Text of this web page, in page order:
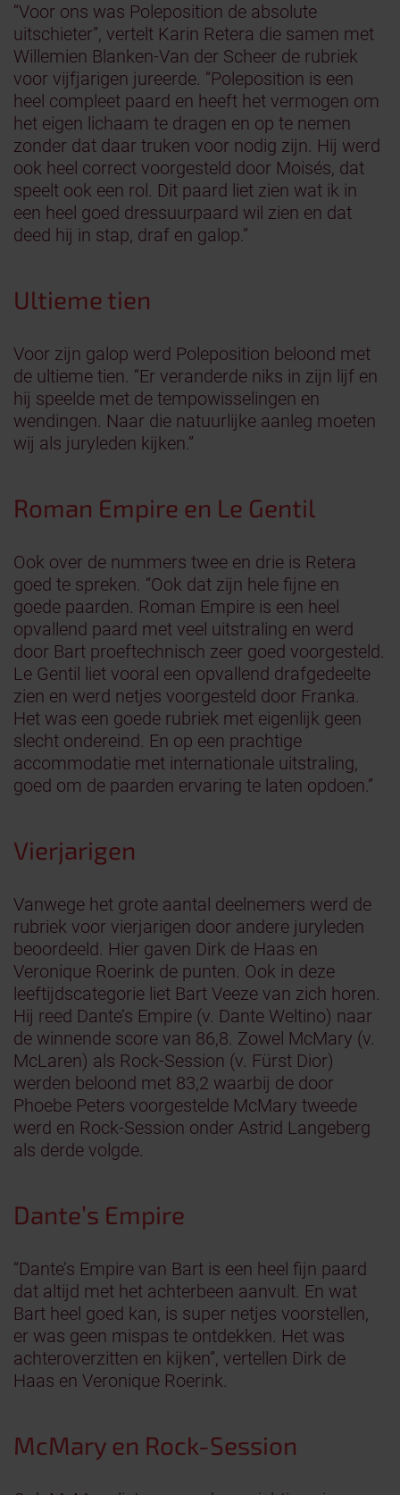
“Voor ons was Poleposition de absolute
uitschieter”, vertelt Karin Retera die samen met
Willemien Blanken-Van der Scheer de rubriek
voor vijfjarigen jureerde. “Poleposition is een
heel compleet paard en heeft het vermogen om
het eigen lichaam te dragen en op te nemen
zonder dat daar truken voor nodig zijn. Hij werd
ook heel correct voorgesteld door Moisés, dat
speelt ook een rol. Dit paard liet zien wat ik in
een heel goed dressuurpaard wil zien en dat
deed hij in stap, draf en galop.”
Ultieme tien
Voor zijn galop werd Poleposition beloond met
de ultieme tien. “Er veranderde niks in zijn lijf en
hij speelde met de tempowisselingen en
wendingen. Naar die natuurlijke aanleg moeten
wij als juryleden kijken.”
Roman Empire en Le Gentil
Ook over de nummers twee en drie is Retera
goed te spreken. “Ook dat zijn hele fijne en
goede paarden. Roman Empire is een heel
opvallend paard met veel uitstraling en werd
door Bart proeftechnisch zeer goed voorgesteld.
Le Gentil liet vooral een opvallend drafgedeelte
zien en werd netjes voorgesteld door Franka.
Het was een goede rubriek met eigenlijk geen
slecht ondereind. En op een prachtige
accommodatie met internationale uitstraling,
goed om de paarden ervaring te laten opdoen.”
Vierjarigen
Vanwege het grote aantal deelnemers werd de
rubriek voor vierjarigen door andere juryleden
beoordeeld. Hier gaven Dirk de Haas en
Veronique Roerink de punten. Ook in deze
leeftijdscategorie liet Bart Veeze van zich horen.
Hij reed Dante’s Empire (v. Dante Weltino) naar
de winnende score van 86,8. Zowel McMary (v.
McLaren) als Rock-Session (v. Fürst Dior)
werden beloond met 83,2 waarbij de door
Phoebe Peters voorgestelde McMary tweede
werd en Rock-Session onder Astrid Langeberg
als derde volgde.
Dante’s Empire
“Dante’s Empire van Bart is een heel fijn paard
dat altijd met het achterbeen aanvult. En wat
Bart heel goed kan, is super netjes voorstellen,
er was geen mispas te ontdekken. Het was
achteroverzitten en kijken”, vertellen Dirk de
Haas en Veronique Roerink.
McMary en Rock-Session